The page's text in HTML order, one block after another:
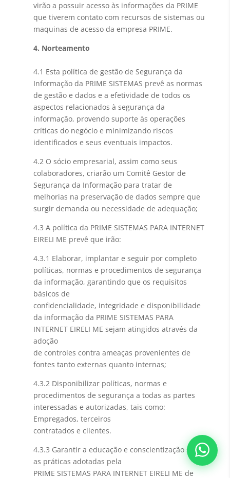
virão a possuir acesso às informações da PRIME
que tiverem contato com recursos de sistemas ou
maquinas de acesso da empresa PRIME.
4. Norteamento
4.1 Esta política de gestão de Segurança da
Informação da PRIME SISTEMAS prevê as normas
de gestão e dados e a efetividade de todos os
aspectos relacionados à segurança da
informação, provendo suporte às operações
críticas do negócio e minimizando riscos
identificados e seus eventuais impactos.
4.2 O sócio empresarial, assim como seus
colaboradores, criarão um Comitê Gestor de
Segurança da Informação para tratar de
melhorias na preservação de dados sempre que
surgir demanda ou necessidade de adequação;
4.3 A política da PRIME SISTEMAS PARA INTERNET
EIRELI ME prevê que irão:
4.3.1 Elaborar, implantar e seguir por completo
políticas, normas e procedimentos de segurança
da informação, garantindo que os requisitos
básicos de
confidencialidade, integridade e disponibilidade
da informação da PRIME SISTEMAS PARA
INTERNET EIRELI ME sejam atingidos através da
adoção
de controles contra ameaças provenientes de
fontes tanto externas quanto internas;
4.3.2 Disponibilizar políticas, normas e
procedimentos de segurança a todas as partes
interessadas e autorizadas, tais como:
Empregados, terceiros
contratados e clientes.
4.3.3 Garantir a educação e conscientização sobre
as práticas adotadas pela
PRIME SISTEMAS PARA INTERNET EIRELI ME de